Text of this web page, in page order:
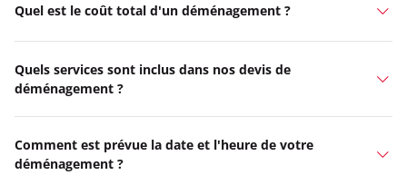
Quel est le coût total d'un déménagement ?
Quels services sont inclus dans nos devis de
déménagement ?
Comment est prévue la date et l'heure de votre
déménagement ?